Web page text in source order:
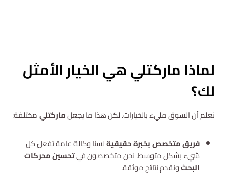
لماذا ماركتلي هي الخيار الأمثل
لك؟
نعلم أن السوق مليء بالخيارات. لكن هذا ما يجعلماركتليمختلفة:
فريق متخصص بخبرة حقيقيةلسنا وكالة عامة تفعل كل
شيء بشكل متوسط. نحن متخصصون فيتحسين محركات
البحثونقدم نتائج موثقة.